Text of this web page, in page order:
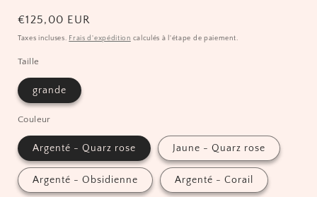
Prix
habituel
€125,00 EUR
Taxes incluses. Frais d'expédition calculés à l'étape de paiement.
Taille
grande
Couleur
Argenté - Quarz rose Jaune - Quarz rose
Argenté - Obsidienne Argenté - Corail